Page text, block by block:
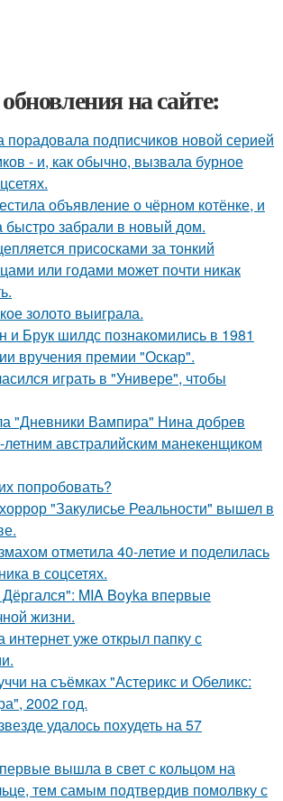
на сайте:
порадовала подписчиков новой серией
- и, как обычно, вызвала бурное
объявление о чёрном котёнке, и
забрали в новый дом.
присосками за тонкий
или годами может почти никак
золото выиграла.
и Брук шилдс познакомились в 1981
вручения премии "Оскар".
играть в "Универе", чтобы
"Дневники Вампира" Нина добрев
летним австралийским манекенщиком
попробовать?
"Закулисье Реальности" вышел в
отметила 40-летие и поделилась
в соцсетях.
MIA Boyka впервые
жизни.
интернет уже открыл папку с
на съёмках "Астерикс и Обеликс:
2002 год.
удалось похудеть на 57
вышла в свет с кольцом на
тем самым подтвердив помолвку с